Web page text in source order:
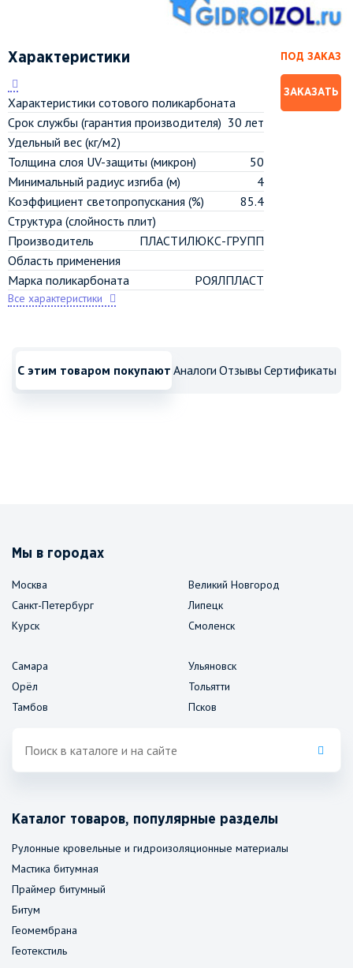
Характеристики
Характеристики сотового поликарбоната
Срок службы (гарантия производителя) 30 лет
Удельный вес (кг/м2)
Толщина слоя UV-защиты (микрон)
50
Минимальный радиус изгиба (м)
4
Коэффициент светопропускания (%)
85.4
Структура (слойность плит)
Производитель
ПЛАСТИЛЮКС-ГРУПП
Область применения
Марка поликарбоната
РОЯЛПЛАСТ
Все характеристики
ПОД ЗАКАЗ
ЗАКАЗАТЬ
С этим товаром покупают Аналоги Отзывы Сертификаты
Мы в городах
Москва
Санкт-Петербург
Курск
Великий Новгород
Липецк
Смоленск
Самара
Орёл
Тамбов
Ульяновск
Тольятти
Псков
Каталог товаров, популярные разделы
Рулонные кровельные и гидроизоляционные материалы
Мастика битумная
Праймер битумный
Битум
Геомембрана
Геотекстиль